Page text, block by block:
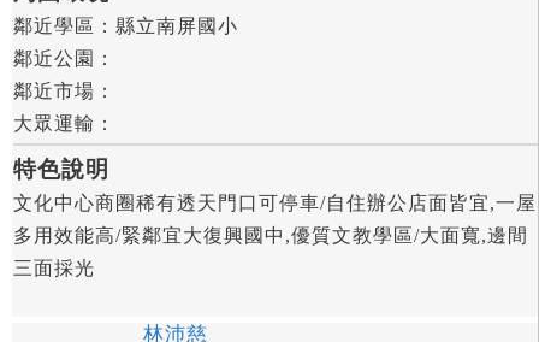
鄰近學區： 縣立南屏國小
鄰近公園：
鄰近市場：
大眾運輸：
特色說明
文化中心商圈稀有透天門口可停車/自住辦公店面皆宜,一屋
多用效能高/緊鄰宜大復興國中,優質文教學區/大面寬,邊間
三面採光
林沛慈